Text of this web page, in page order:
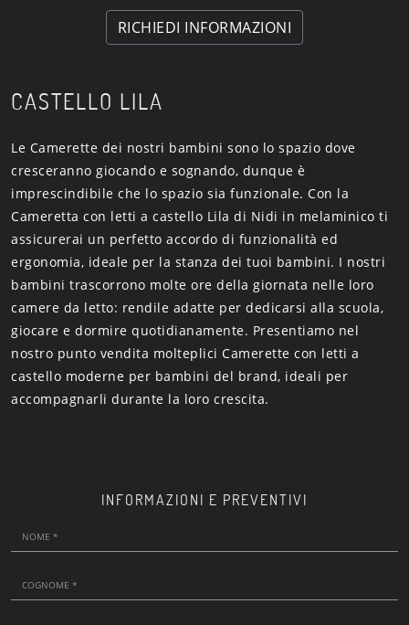
RICHIEDI INFORMAZIONI
CASTELLO LILA
Le Camerette dei nostri bambini sono lo spazio dove
cresceranno giocando e sognando, dunque è
imprescindibile che lo spazio sia funzionale. Con la
Cameretta con letti a castello Lila di Nidi in melaminico ti
assicurerai un perfetto accordo di funzionalità ed
ergonomia, ideale per la stanza dei tuoi bambini. I nostri
bambini trascorrono molte ore della giornata nelle loro
camere da letto: rendile adatte per dedicarsi alla scuola,
giocare e dormire quotidianamente. Presentiamo nel
nostro punto vendita molteplici Camerette con letti a
castello moderne per bambini del brand, ideali per
accompagnarli durante la loro crescita.
INFORMAZIONI E PREVENTIVI